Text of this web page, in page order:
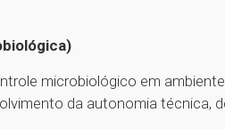
microbiológico em
da autonomia